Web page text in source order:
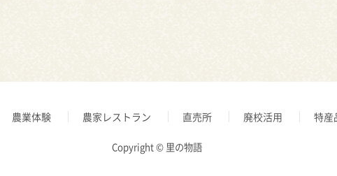
農業体験 農家レストラン 直売所 廃校活用 特産
Copyright © 里の物語